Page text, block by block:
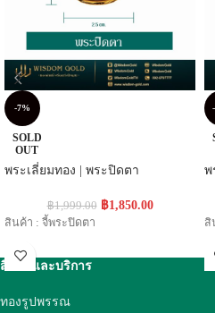
-7%
SOLD
OUT
พระเลี่ยมทอง | พระปิดตา
฿1,999.00 ฿1,850.00
สินค้า : จี้พระปิดตา
พ
สิ
สินค้าและบริการ
ทองรูปพรรณ